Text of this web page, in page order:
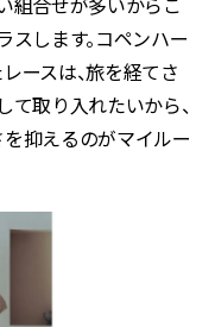
スします。コペンハー
ースは、旅を経てさ
て取り入れたいから、
抑えるのがマイルー